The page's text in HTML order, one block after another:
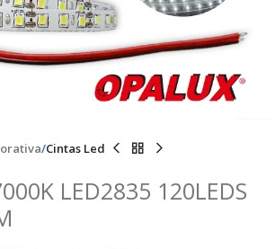
Cintas Led
LED2835 120LEDS